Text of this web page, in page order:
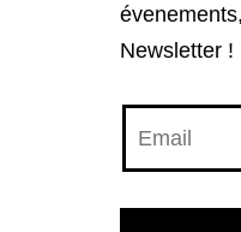
Newsletter !